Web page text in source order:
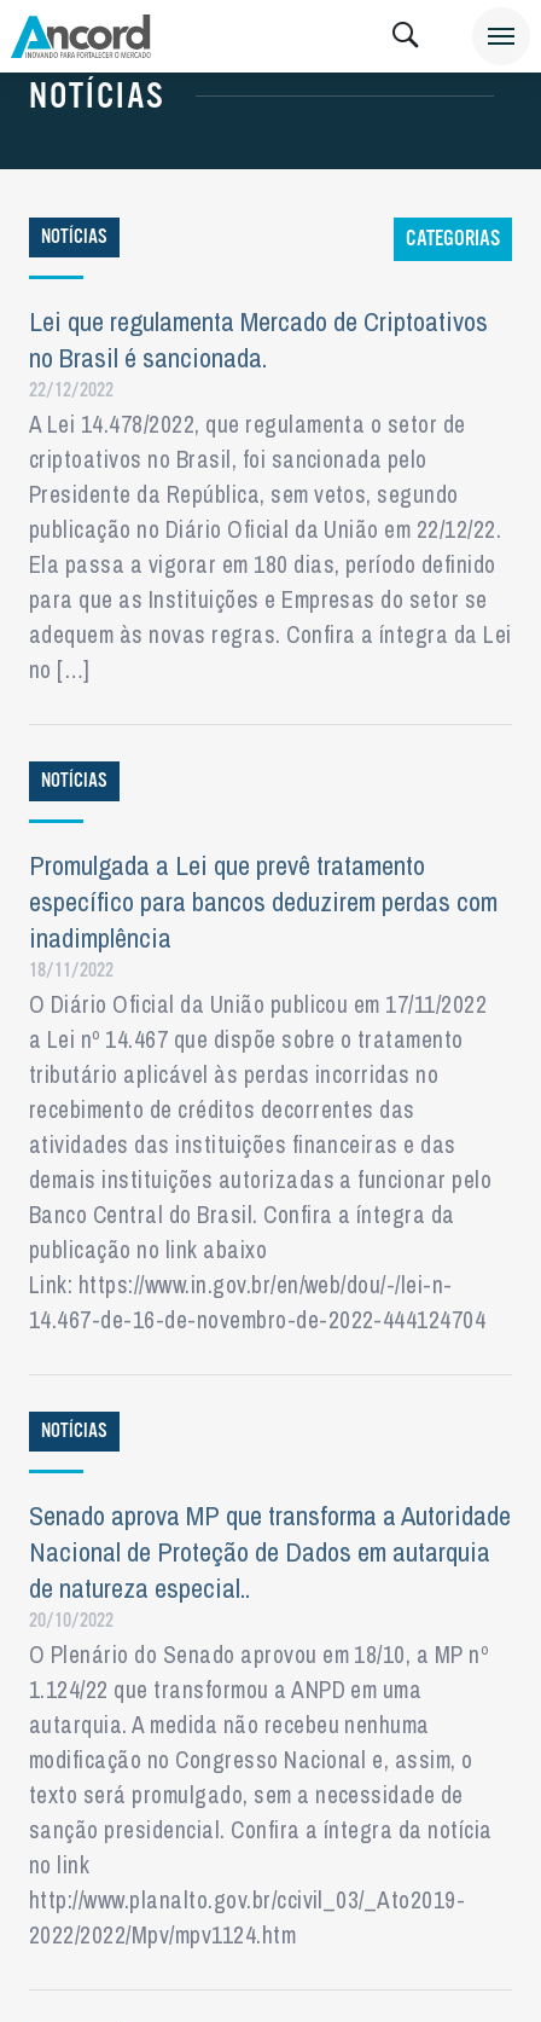
NOTÍCIAS
NOTÍCIAS
CATEGORIAS
NOTÍCIAS
Lei que regulamenta Mercado de Criptoativos
no Brasil é sancionada.
22/12/2022
A Lei 14.478/2022, que regulamenta o setor de
criptoativos no Brasil, foi sancionada pelo
Presidente da República, sem vetos, segundo
publicação no Diário Oficial da União em 22/12/22.
Ela passa a vigorar em 180 dias, período definido
para que as Instituições e Empresas do setor se
adequem às novas regras. Confira a íntegra da Lei
no […]
NOTÍCIAS
Promulgada a Lei que prevê tratamento
específico para bancos deduzirem perdas com
inadimplência
18/11/2022
O Diário Oficial da União publicou em 17/11/2022
a Lei nº 14.467 que dispõe sobre o tratamento
tributário aplicável às perdas incorridas no
recebimento de créditos decorrentes das
atividades das instituições financeiras e das
demais instituições autorizadas a funcionar pelo
Banco Central do Brasil. Confira a íntegra da
publicação no link abaixo
Link: https://www.in.gov.br/en/web/dou/-/lei-n-
14.467-de-16-de-novembro-de-2022-444124704
NOTÍCIAS
Senado aprova MP que transforma a Autoridade
Nacional de Proteção de Dados em autarquia
de natureza especial..
20/10/2022
O Plenário do Senado aprovou em 18/10, a MP nº
1.124/22 que transformou a ANPD em uma
autarquia. A medida não recebeu nenhuma
modificação no Congresso Nacional e, assim, o
texto será promulgado, sem a necessidade de
sanção presidencial. Confira a íntegra da notícia
no link
http://www.planalto.gov.br/ccivil_03/_Ato2019-
2022/2022/Mpv/mpv1124.htm